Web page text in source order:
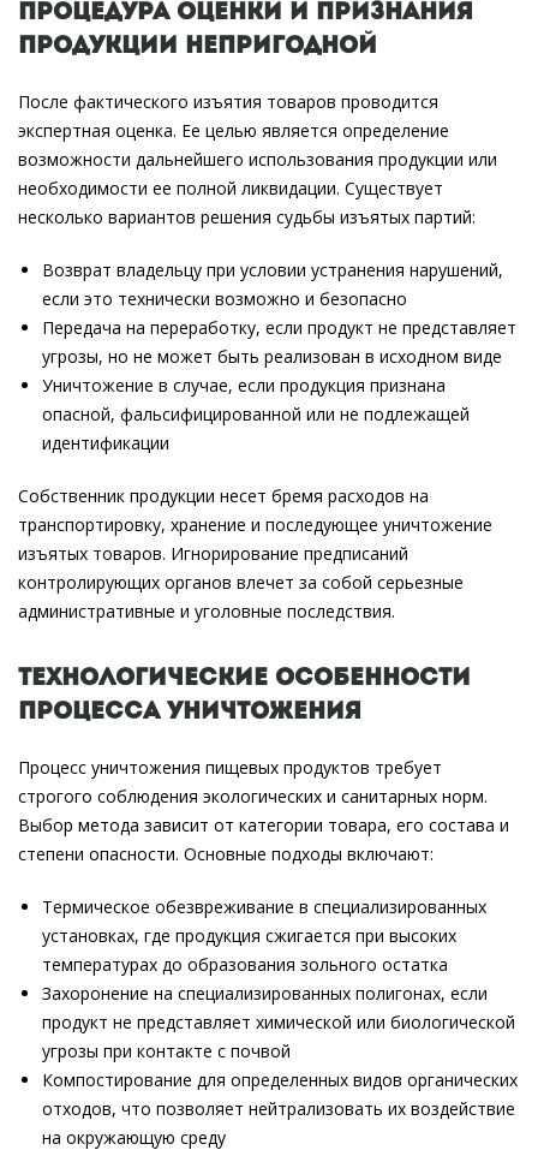
Процедура оценки и признания
продукции непригодной
После фактического изъятия товаров проводится
экспертная оценка. Ее целью является определение
возможности дальнейшего использования продукции или
необходимости ее полной ликвидации. Существует
несколько вариантов решения судьбы изъятых партий:
Возврат владельцу при условии устранения нарушений,
если это технически возможно и безопасно
Передача на переработку, если продукт не представляет
угрозы, но не может быть реализован в исходном виде
Уничтожение в случае, если продукция признана
опасной, фальсифицированной или не подлежащей
идентификации
Собственник продукции несет бремя расходов на
транспортировку, хранение и последующее уничтожение
изъятых товаров. Игнорирование предписаний
контролирующих органов влечет за собой серьезные
административные и уголовные последствия.
Технологические особенности
процесса уничтожения
Процесс уничтожения пищевых продуктов требует
строгого соблюдения экологических и санитарных норм.
Выбор метода зависит от категории товара, его состава и
степени опасности. Основные подходы включают:
Термическое обезвреживание в специализированных
установках, где продукция сжигается при высоких
температурах до образования зольного остатка
Захоронение на специализированных полигонах, если
продукт не представляет химической или биологической
угрозы при контакте с почвой
Компостирование для определенных видов органических
отходов, что позволяет нейтрализовать их воздействие
на окружающую среду